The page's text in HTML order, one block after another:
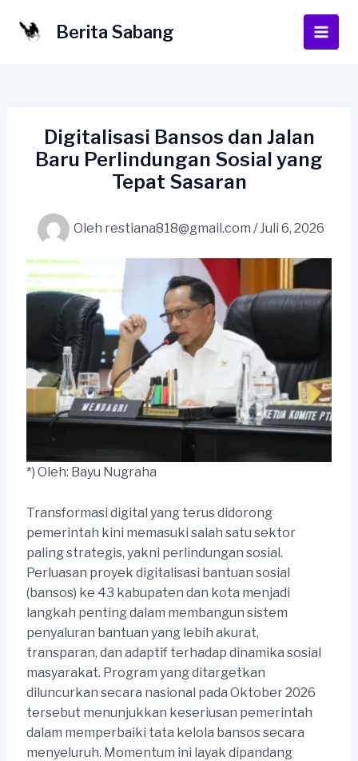
Berita Sabang
Main
Digitalisasi Bansos dan Jalan
Baru Perlindungan Sosial yang
Tepat Sasaran
Oleh restiana818@gmail.com /Juli 6, 2026
*) Oleh: Bayu Nugraha
Transformasi digital yang terus didorong
pemerintah kini memasuki salah satu sektor
paling strategis, yakni perlindungan sosial.
Perluasan proyek digitalisasi bantuan sosial
(bansos) ke 43 kabupaten dan kota menjadi
langkah penting dalam membangun sistem
penyaluran bantuan yang lebih akurat,
transparan, dan adaptif terhadap dinamika sosial
masyarakat. Program yang ditargetkan
diluncurkan secara nasional pada Oktober 2026
tersebut menunjukkan keseriusan pemerintah
dalam memperbaiki tata kelola bansos secara
menyeluruh. Momentum ini layak dipandang